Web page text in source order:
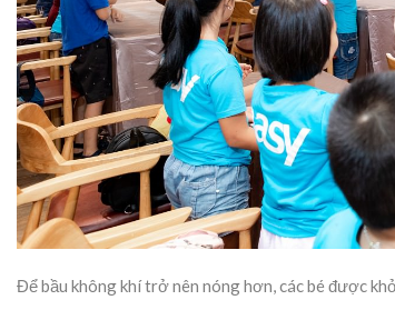
Để bầu không khí trở nên nóng hơn, các bé được